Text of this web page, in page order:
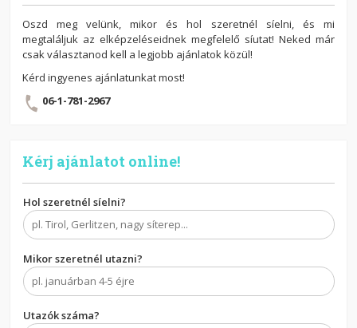
Oszd meg velünk, mikor és hol szeretnél síelni, és mi
megtaláljuk az elképzeléseidnek megfelelő síutat! Neked már
csak választanod kell a legjobb ajánlatok közül!
Kérd ingyenes ajánlatunkat most!
06-1-781-2967
Kérj ajánlatot online!
Hol szeretnél síelni?
Mikor szeretnél utazni?
Utazók száma?